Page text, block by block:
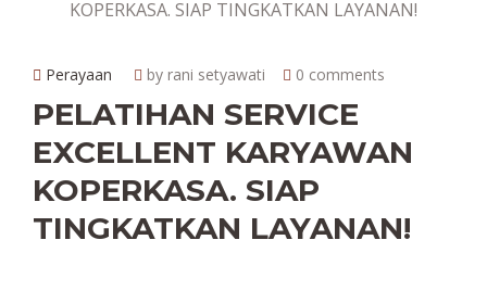
Perayaan by rani setyawati 0 comments
PELATIHAN SERVICE
EXCELLENT KARYAWAN
KOPERKASA. SIAP
TINGKATKAN LAYANAN!